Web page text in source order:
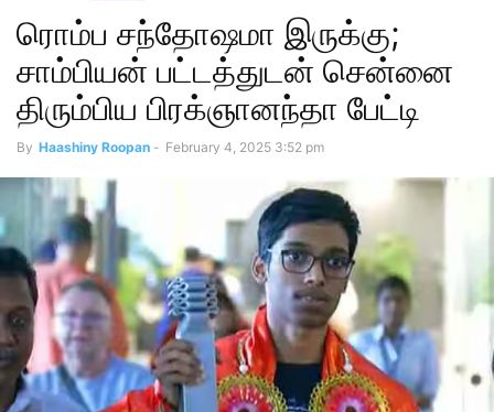
ரொம்ப சந்தோஷமா இருக்கு;
சாம்பியன் பட்டத்துடன் சென்னை
திரும்பிய பிரக்ஞானந்தா பேட்டி
By Haashiny Roopan - February 4, 2025 3:52 pm